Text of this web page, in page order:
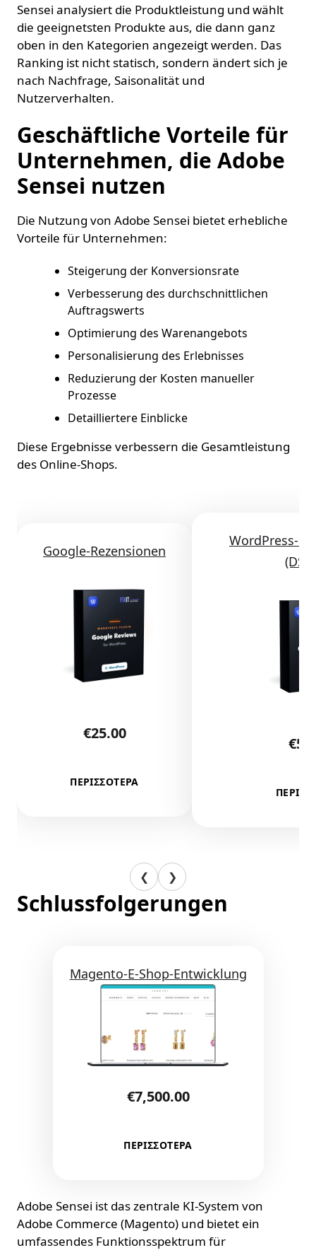
Sensei analysiert die Produktleistung und wählt
die geeignetsten Produkte aus, die dann ganz
oben in den Kategorien angezeigt werden. Das
Ranking ist nicht statisch, sondern ändert sich je
nach Nachfrage, Saisonalität und
Nutzerverhalten.
Geschäftliche Vorteile für
Unternehmen, die Adobe
Sensei nutzen
Die Nutzung von Adobe Sensei bietet erhebliche
Vorteile für Unternehmen:
Steigerung der Konversionsrate
Verbesserung des durchschnittlichen
Auftragswerts
Optimierung des Warenangebots
Personalisierung des Erlebnisses
Reduzierung der Kosten manueller
Prozesse
Detailliertere Einblicke
Diese Ergebnisse verbessern die Gesamtleistung
des Online-Shops.
Google-Rezensionen
€25.00
ΠΕΡΙΣΣΟΤΕΡΑ
WordPress-
€
❮ ❯
Schlussfolgerungen
Magento-E-Shop-Entwicklung
€7,500.00
ΠΕΡΙΣΣΟΤΕΡΑ
Adobe Sensei ist das zentrale KI-System von
Adobe Commerce (Magento) und bietet ein
umfassendes Funktionsspektrum für